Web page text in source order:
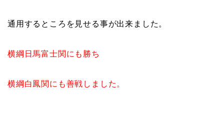
通用するところを見せる事が出来ました。
横綱日馬富士関にも勝ち
横綱白鳳関にも善戦しました。